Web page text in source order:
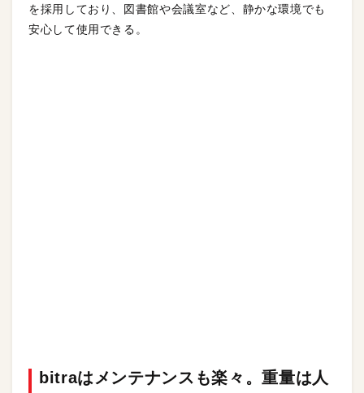
を採用しており、図書館や会議室など、静かな環境でも
安心して使用できる。
bitraはメンテナンスも楽々。重量は人